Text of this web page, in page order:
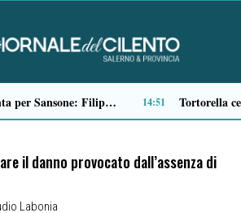
Microcemento, tutto quello che c’è da sapere prima di sceglierlo 13:22
il danno provocato dall’assenza di
Labonia